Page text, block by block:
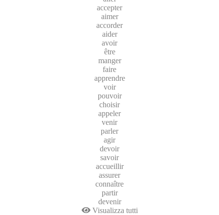
accepter
aimer
accorder
aider
avoir
être
manger
faire
apprendre
voir
pouvoir
choisir
appeler
venir
parler
agir
devoir
savoir
accueillir
assurer
connaître
partir
devenir
Visualizza tutti